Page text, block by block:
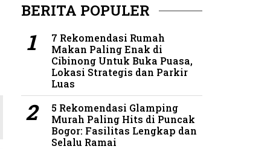
BERITA POPULER
7 Rekomendasi Rumah
Makan Paling Enak di
Cibinong Untuk Buka Puasa,
Lokasi Strategis dan Parkir
Luas
5 Rekomendasi Glamping
Murah Paling Hits di Puncak
Bogor: Fasilitas Lengkap dan
Selalu Ramai